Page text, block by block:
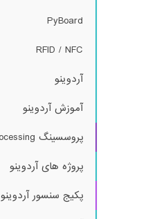
PyBoard
RFID / NFC
آردوینو
آموزش آردوینو
پروسسینگ Processing
پروژه های آردوینو
پکیج سنسور آردوینو